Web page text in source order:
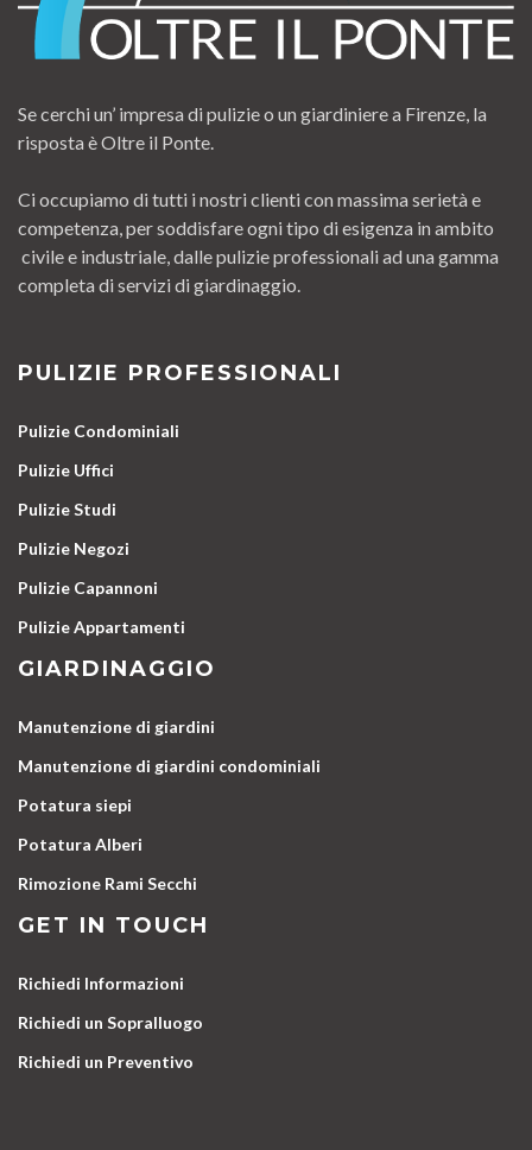
Se cerchi un’ impresa di pulizie o un giardiniere a Firenze, la
risposta è Oltre il Ponte.
Ci occupiamo di tutti i nostri clienti con massima serietà e
competenza, per soddisfare ogni tipo di esigenza in ambito
civile e industriale, dalle pulizie professionali ad una gamma
completa di servizi di giardinaggio.
PULIZIE PROFESSIONALI
Pulizie Condominiali
Pulizie Uffici
Pulizie Studi
Pulizie Negozi
Pulizie Capannoni
Pulizie Appartamenti
GIARDINAGGIO
Manutenzione di giardini
Manutenzione di giardini condominiali
Potatura siepi
Potatura Alberi
Rimozione Rami Secchi
GET IN TOUCH
Richiedi Informazioni
Richiedi un Sopralluogo
Richiedi un Preventivo